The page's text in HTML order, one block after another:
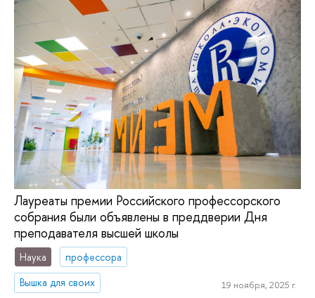
Лауреаты премии Российского профессорского
собрания были объявлены в преддверии Дня
преподавателя высшей школы
Наука
профессора
Вышка для своих
19 ноября, 2025 г.